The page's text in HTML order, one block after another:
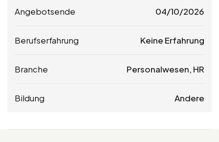
Angebotsende 04/10/2026
Berufserfahrung Keine Erfahrung
Branche Personalwesen, HR
Bildung Andere